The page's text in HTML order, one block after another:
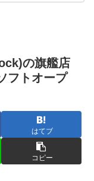
の旗艦店
フトオープ
はてブ
コピー